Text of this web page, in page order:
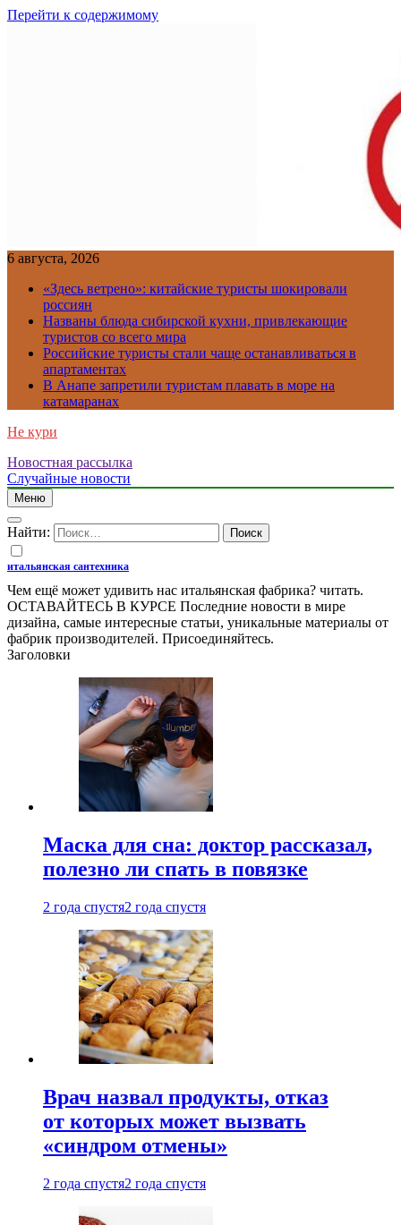
Перейти к содержимому
6 августа, 2026
«Здесь ветрено»: китайские туристы шокировали
россиян
Названы блюда сибирской кухни, привлекающие
туристов со всего мира
Российские туристы стали чаще останавливаться в
апартаментах
В Анапе запретили туристам плавать в море на
катамаранах
Не кури
Новостная рассылка
Случайные новости
Меню
Найти:
итальянская сантехника
Чем ещё может удивить нас итальянская фабрика? читать.
ОСТАВАЙТЕСЬ В КУРСЕ Последние новости в мире
дизайна, самые интересные статьи, уникальные материалы от
фабрик производителей. Присоединяйтесь.
Заголовки
Маска для сна: доктор рассказал,
полезно ли спать в повязке
2 года спустя2 года спустя
Врач назвал продукты, отказ
от которых может вызвать
«синдром отмены»
2 года спустя2 года спустя